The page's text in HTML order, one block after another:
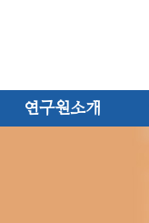
연구원소개